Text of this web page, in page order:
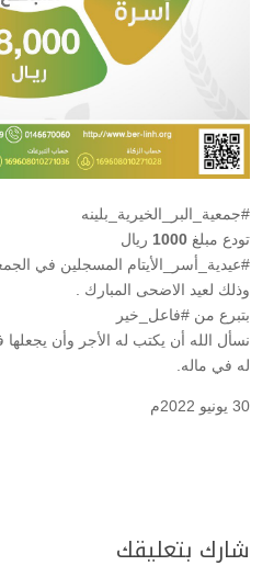
#جمعية_البر_الخيرية_بلينه
تودع مبلغ 1000 ريال
#عيدية_أسر_الأيتام المسجلين في
وذلك لعيد الاضحى المبارك .
بتبرع من #فاعل_خير
نسأل الله أن يكتب له الأجر وأن
له في ماله.
30 يونيو 2022م
شارك بتعليقك